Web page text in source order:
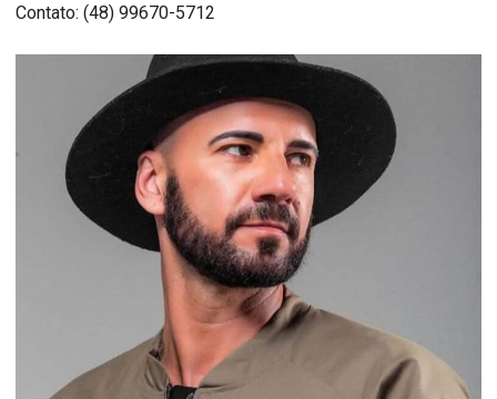
Contato: (48) 99670-5712